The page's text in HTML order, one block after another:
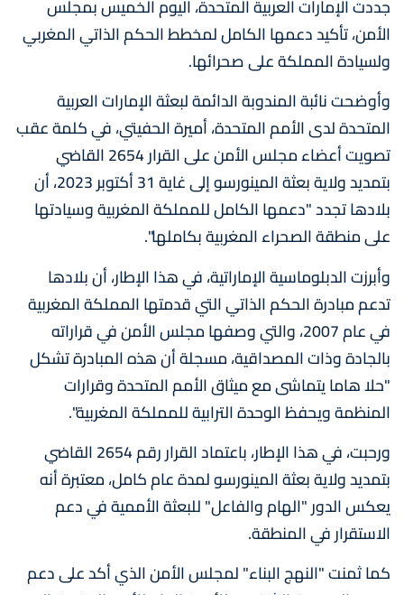
جددت الإمارات العربية المتحدة، اليوم الخميس بمجلس
الأمن، تأكيد دعمها الكامل لمخطط الحكم الذاتي المغربي
ولسيادة المملكة على صحرائها.
وأوضحت نائبة المندوبة الدائمة لبعثة الإمارات العربية
المتحدة لدى الأمم المتحدة، أميرة الحفيتي، في كلمة عقب
تصويت أعضاء مجلس الأمن على القرار 2654 القاضي
بتمديد ولاية بعثة المينورسو إلى غاية 31 أكتوبر 2023، أن
بلادها تجدد "دعمها الكامل للمملكة المغربية وسيادتها
على منطقة الصحراء المغربية بكاملها".
وأبرزت الدبلوماسية الإماراتية، في هذا الإطار، أن بلادها
تدعم مبادرة الحكم الذاتي التي قدمتها المملكة المغربية
في عام 2007، والتي وصفها مجلس الأمن في قراراته
بالجادة وذات المصداقية، مسجلة أن هذه المبادرة تشكل
"حلا هاما يتماشى مع ميثاق الأمم المتحدة وقرارات
المنظمة ويحفظ الوحدة الترابية للمملكة المغربية".
ورحبت، في هذا الإطار، باعتماد القرار رقم 2654 القاضي
بتمديد ولاية بعثة المينورسو لمدة عام كامل، معتبرة أنه
يعكس الدور "الهام والفاعل" للبعثة الأممية في دعم
الاستقرار في المنطقة.
كما ثمنت "النهج البناء" لمجلس الأمن الذي أكد على دعم